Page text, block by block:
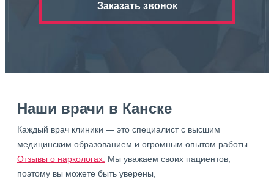
Заказать звонок
Наши врачи в Канске
Каждый врач клиники — это специалист с высшим
медицинским образованием и огромным опытом работы.
Отзывы о наркологах. Мы уважаем своих пациентов,
поэтому вы можете быть уверены,